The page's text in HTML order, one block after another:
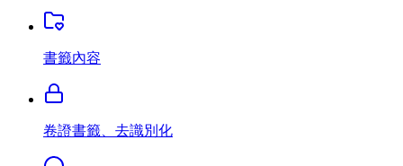
書籤內容
卷證書籤、去識別化